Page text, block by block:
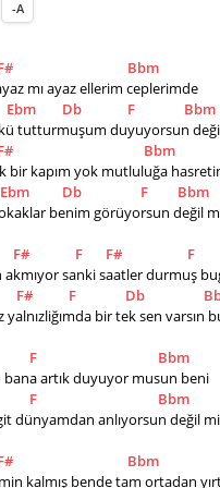
-A
Bbm
mı ayaz ellerim ceplerimde
Ebm
Db F
Bbm
tutturmuşum duyuyorsun
Bbm
bir kapım yok mutluluğa
Ebm
Db F
Bbm
benim görüyorsun değil
F# F F#
F
akmıyor sanki saatler durmuş
F#
F Db
yalnızliğımda bir tek sen varsın
F
Bbm
bana artık duyuyor musun beni
F
Bbm
git dünyamdan anlıyorsun değil mi
Bbm
kalmış bende tam ortadan